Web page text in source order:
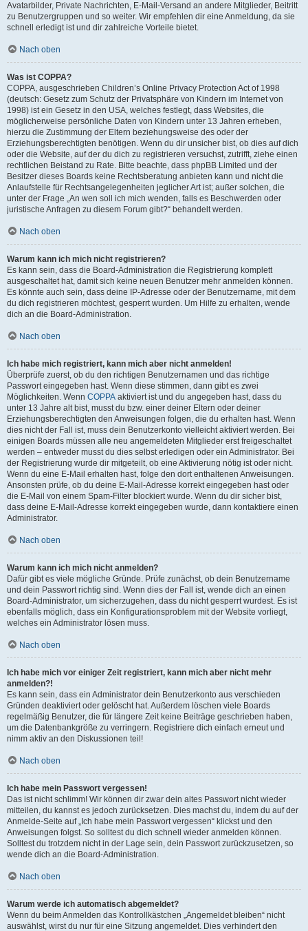
Avatarbilder, Private Nachrichten, E-Mail-Versand an andere Mitglieder, Beitritt
zu Benutzergruppen und so weiter. Wir empfehlen dir eine Anmeldung, da sie
schnell erledigt ist und dir zahlreiche Vorteile bietet.
Nach oben
Was ist COPPA?
COPPA, ausgeschrieben Children’s Online Privacy Protection Act of 1998
(deutsch: Gesetz zum Schutz der Privatsphäre von Kindern im Internet von
1998) ist ein Gesetz in den USA, welches festlegt, dass Websites, die
möglicherweise persönliche Daten von Kindern unter 13 Jahren erheben,
hierzu die Zustimmung der Eltern beziehungsweise des oder der
Erziehungsberechtigten benötigen. Wenn du dir unsicher bist, ob dies auf dich
oder die Website, auf der du dich zu registrieren versuchst, zutrifft, ziehe einen
rechtlichen Beistand zu Rate. Bitte beachte, dass phpBB Limited und der
Besitzer dieses Boards keine Rechtsberatung anbieten kann und nicht die
Anlaufstelle für Rechtsangelegenheiten jeglicher Art ist; außer solchen, die
unter der Frage „An wen soll ich mich wenden, falls es Beschwerden oder
juristische Anfragen zu diesem Forum gibt?“ behandelt werden.
Nach oben
Warum kann ich mich nicht registrieren?
Es kann sein, dass die Board-Administration die Registrierung komplett
ausgeschaltet hat, damit sich keine neuen Benutzer mehr anmelden können.
Es könnte auch sein, dass deine IP-Adresse oder der Benutzername, mit dem
du dich registrieren möchtest, gesperrt wurden. Um Hilfe zu erhalten, wende
dich an die Board-Administration.
Nach oben
Ich habe mich registriert, kann mich aber nicht anmelden!
Überprüfe zuerst, ob du den richtigen Benutzernamen und das richtige
Passwort eingegeben hast. Wenn diese stimmen, dann gibt es zwei
Möglichkeiten. Wenn COPPA aktiviert ist und du angegeben hast, dass du
unter 13 Jahre alt bist, musst du bzw. einer deiner Eltern oder deiner
Erziehungsberechtigten den Anweisungen folgen, die du erhalten hast. Wenn
dies nicht der Fall ist, muss dein Benutzerkonto vielleicht aktiviert werden. Bei
einigen Boards müssen alle neu angemeldeten Mitglieder erst freigeschaltet
werden – entweder musst du dies selbst erledigen oder ein Administrator. Bei
der Registrierung wurde dir mitgeteilt, ob eine Aktivierung nötig ist oder nicht.
Wenn du eine E-Mail erhalten hast, folge den dort enthaltenen Anweisungen.
Ansonsten prüfe, ob du deine E-Mail-Adresse korrekt eingegeben hast oder
die E-Mail von einem Spam-Filter blockiert wurde. Wenn du dir sicher bist,
dass deine E-Mail-Adresse korrekt eingegeben wurde, dann kontaktiere einen
Administrator.
Nach oben
Warum kann ich mich nicht anmelden?
Dafür gibt es viele mögliche Gründe. Prüfe zunächst, ob dein Benutzername
und dein Passwort richtig sind. Wenn dies der Fall ist, wende dich an einen
Board-Administrator, um sicherzugehen, dass du nicht gesperrt wurdest. Es ist
ebenfalls möglich, dass ein Konfigurationsproblem mit der Website vorliegt,
welches ein Administrator lösen muss.
Nach oben
Ich habe mich vor einiger Zeit registriert, kann mich aber nicht mehr
anmelden?!
Es kann sein, dass ein Administrator dein Benutzerkonto aus verschieden
Gründen deaktiviert oder gelöscht hat. Außerdem löschen viele Boards
regelmäßig Benutzer, die für längere Zeit keine Beiträge geschrieben haben,
um die Datenbankgröße zu verringern. Registriere dich einfach erneut und
nimm aktiv an den Diskussionen teil!
Nach oben
Ich habe mein Passwort vergessen!
Das ist nicht schlimm! Wir können dir zwar dein altes Passwort nicht wieder
mitteilen, du kannst es jedoch zurücksetzen. Dies machst du, indem du auf der
Anmelde-Seite auf „Ich habe mein Passwort vergessen“ klickst und den
Anweisungen folgst. So solltest du dich schnell wieder anmelden können.
Solltest du trotzdem nicht in der Lage sein, dein Passwort zurückzusetzen, so
wende dich an die Board-Administration.
Nach oben
Warum werde ich automatisch abgemeldet?
Wenn du beim Anmelden das Kontrollkästchen „Angemeldet bleiben“ nicht
auswählst, wirst du nur für eine Sitzung angemeldet. Dies verhindert den